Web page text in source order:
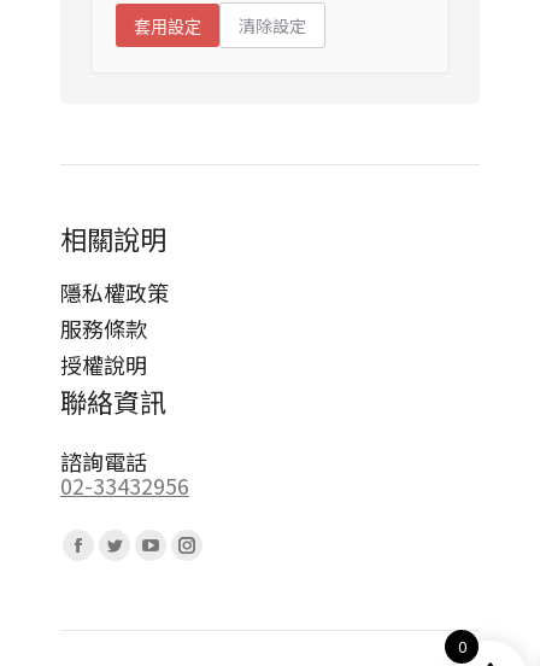
套用設定 清除設定
相關說明
隱私權政策
服務條款
授權說明
聯絡資訊
諮詢電話
02-33432956
Facebook
opens
Twitter
opens
YouTube
opens
Instagram
opens
0